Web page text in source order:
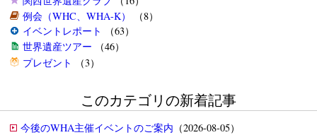
例会（WHC、WHA-K）
（8）
イベントレポート
（63）
世界遺産ツアー （46）
プレゼント
（3）
このカテゴリの新着記事
今後のWHA主催イベントのご案内 （2026-08-05）